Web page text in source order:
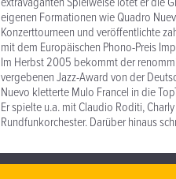
eigenen Formationen wie Quadro
Konzerttourneen und veröffentlichte
mit dem Europäischen Phono-Preis
Im Herbst 2005 bekommt der
vergebenen Jazz-Award von der
Nuevo kletterte Mulo Francel in die
Er spielte u.a. mit Claudio Roditi,
Rundfunkorchester. Darüber hinaus